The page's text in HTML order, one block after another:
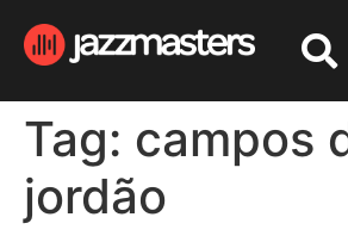
Tag: campos
jordão